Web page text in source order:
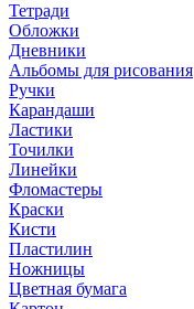
Тетради
Обложки
Дневники
Альбомы для рисования
Ручки
Карандаши
Ластики
Точилки
Линейки
Фломастеры
Краски
Кисти
Пластилин
Ножницы
Цветная бумага